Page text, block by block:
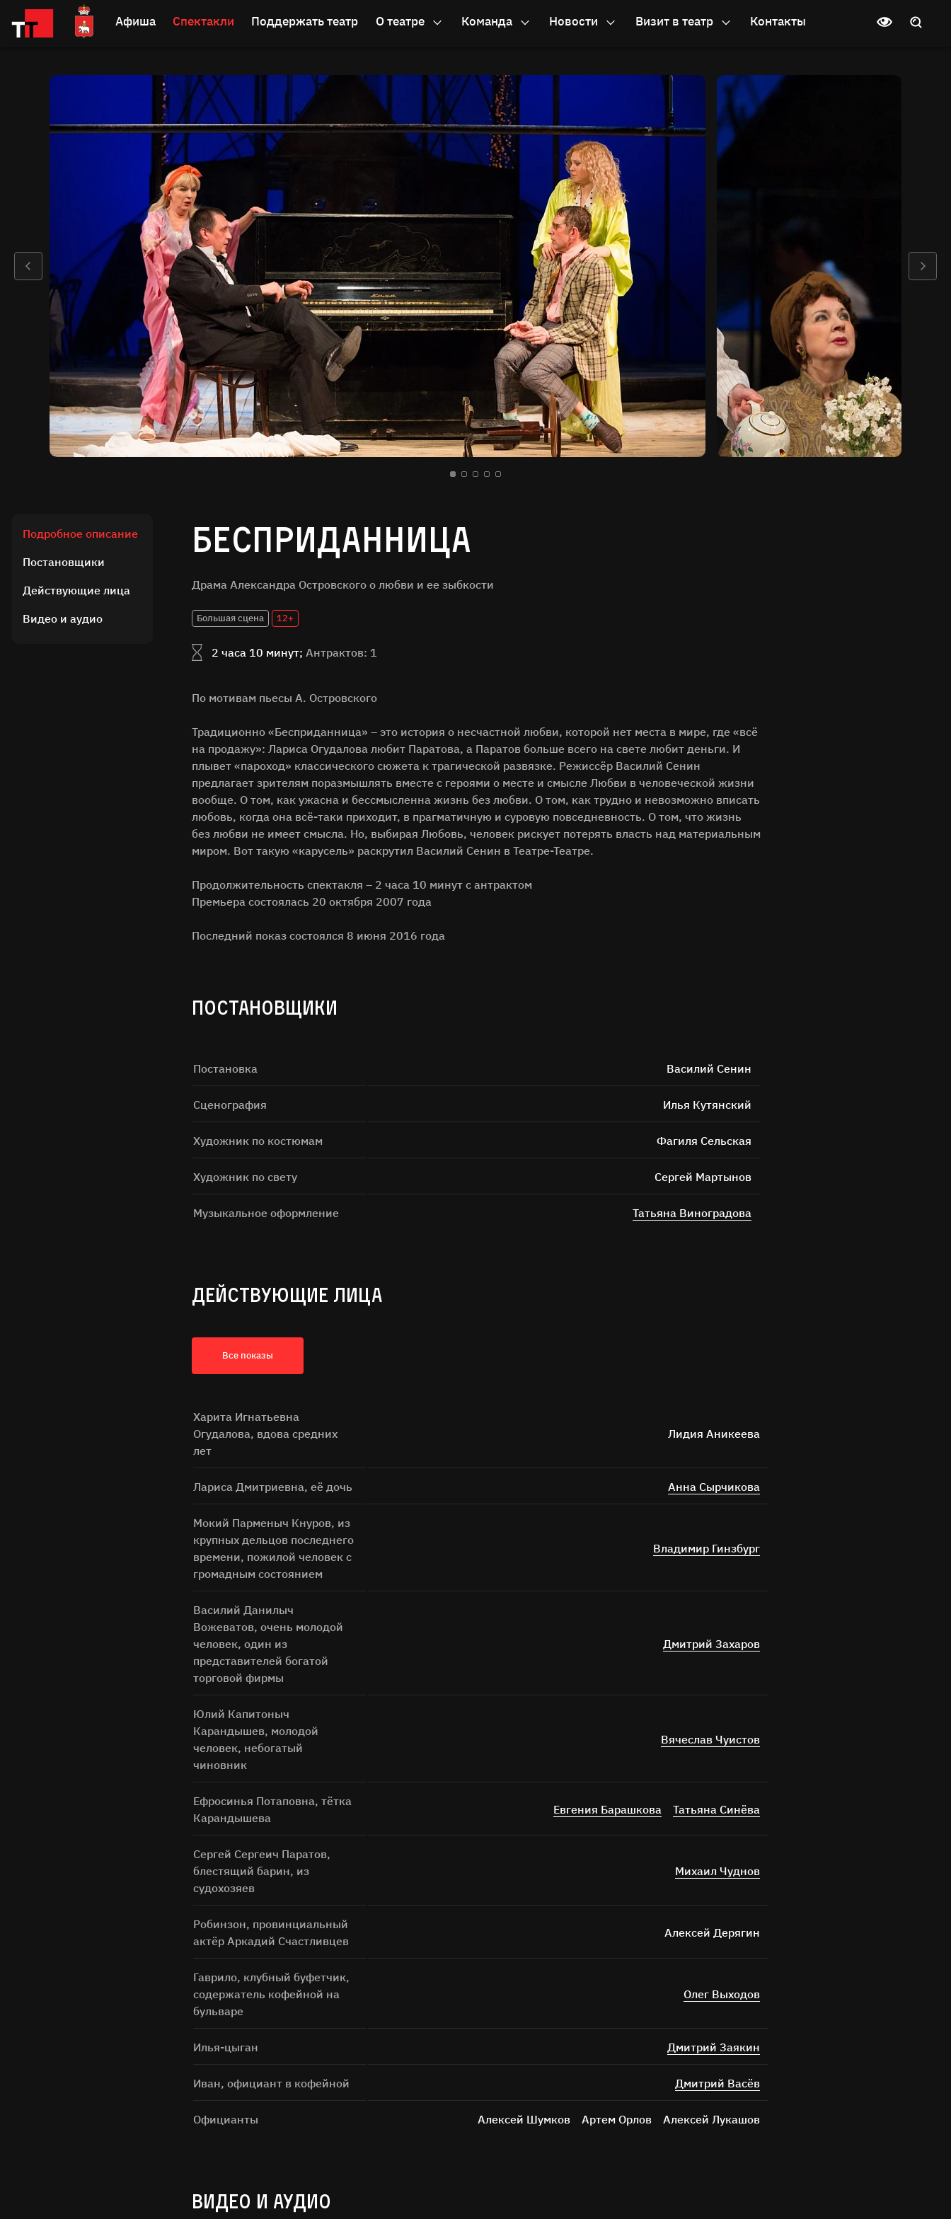
Афиша Спектакли Поддержать театр О театре Команда Новости Визит в театр Контакты
Подробное описание
Постановщики
Действующие лица
Видео и аудио
Бесприданница
Драма Александра Островского о любви и ее зыбкости
Большая сцена 12+
2 часа 10 минут; Антрактов: 1
По мотивам пьесы А. Островского
Традиционно «Бесприданница» – это история о несчастной любви, которой нет места в мире, где «всё
на продажу»: Лариса Огудалова любит Паратова, а Паратов больше всего на свете любит деньги. И
плывет «пароход» классического сюжета к трагической развязке. Режиссёр Василий Сенин
предлагает зрителям поразмышлять вместе с героями о месте и смысле Любви в человеческой жизни
вообще. О том, как ужасна и бессмысленна жизнь без любви. О том, как трудно и невозможно вписать
любовь, когда она всё-таки приходит, в прагматичную и суровую повседневность. О том, что жизнь
без любви не имеет смысла. Но, выбирая Любовь, человек рискует потерять власть над материальным
миром. Вот такую «карусель» раскрутил Василий Сенин в Театре-Театре.
Продолжительность спектакля – 2 часа 10 минут с антрактом
Премьера состоялась 20 октября 2007 года
Последний показ состоялся 8 июня 2016 года
ПОСТАНОВЩИКИ
Постановка Василий Сенин
Сценография Илья Кутянский
Художник по костюмам Фагиля Сельская
Художник по свету Сергей Мартынов
Музыкальное оформление Татьяна Виноградова
ДЕЙСТВУЮЩИЕ ЛИЦА
Все показы
Харита Игнатьевна
Огудалова, вдова средних
лет
Лидия Аникеева
Лариса Дмитриевна, её дочь Анна Сырчикова
Мокий Парменыч Кнуров, из
крупных дельцов последнего
времени, пожилой человек с
громадным состоянием
Владимир Гинзбург
Василий Данилыч
Вожеватов, очень молодой
человек, один из
представителей богатой
торговой фирмы
Дмитрий Захаров
Юлий Капитоныч
Карандышев, молодой
человек, небогатый
чиновник
Вячеслав Чуистов
Ефросинья Потаповна, тётка
Карандышева
Евгения Барашкова Татьяна Синёва
Сергей Сергеич Паратов,
блестящий барин, из
судохозяев
Михаил Чуднов
Робинзон, провинциальный
актёр Аркадий Счастливцев
Алексей Дерягин
Гаврило, клубный буфетчик,
содержатель кофейной на
бульваре
Олег Выходов
Илья-цыган Дмитрий Заякин
Иван, официант в кофейной Дмитрий Васёв
Официанты Алексей Шумков Артем Орлов Алексей Лукашов
ВИДЕО И АУДИО
Email
Нажимая на кнопку «Отправить», я даю согласие на